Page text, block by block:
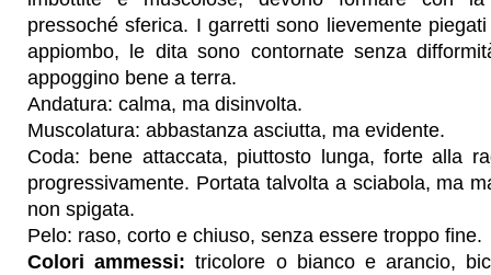
pressoché sferica. I garretti sono lievemente
appiombo, le dita sono contornate senza
appoggino bene a terra.
Andatura: calma, ma disinvolta.
Muscolatura: abbastanza asciutta, ma evidente.
Coda: bene attaccata, piuttosto lunga, forte alla
progressivamente. Portata talvolta a sciabola, ma
non spigata.
Pelo: raso, corto e chiuso, senza essere troppo fine.
Colori ammessi: tricolore o bianco e arancio,